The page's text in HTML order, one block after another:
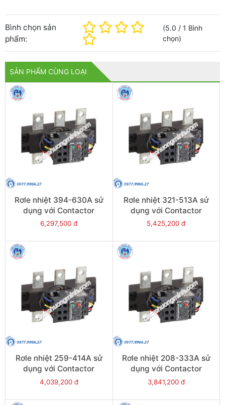
Bình chọn sản
phẩm:
(5.0 /1 Bình
chọn)
SẢN PHẨM CÙNG LOẠI
Rơle nhiệt 394-630A sử
dụng với Contactor
LC1E630 - Model LRE489
6,297,500 đ
Rơle nhiệt 321-513A sử
dụng với Contactor
LC1E500 - Model LRE488
5,425,200 đ
Rơle nhiệt 259-414A sử
dụng với Contactor
LC1E300-E400 - Model
4,039,200 đ
Rơle nhiệt 208-333A sử
dụng với Contactor
LC1E250-E400 - Model
3,841,200 đ